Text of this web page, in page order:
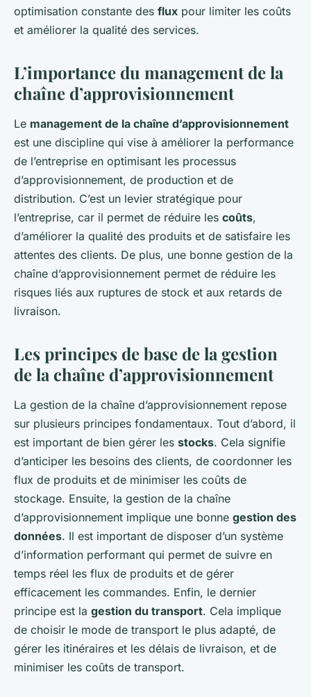
optimisation constante des flux pour limiter les coûts
et améliorer la qualité des services.
L’importance du management de la
chaîne d’approvisionnement
Le management de la chaîne d’approvisionnement
est une discipline qui vise à améliorer la performance
de l’entreprise en optimisant les processus
d’approvisionnement, de production et de
distribution. C’est un levier stratégique pour
l’entreprise, car il permet de réduire les coûts,
d’améliorer la qualité des produits et de satisfaire les
attentes des clients. De plus, une bonne gestion de la
chaîne d’approvisionnement permet de réduire les
risques liés aux ruptures de stock et aux retards de
livraison.
Les principes de base de la gestion
de la chaîne d’approvisionnement
La gestion de la chaîne d’approvisionnement repose
sur plusieurs principes fondamentaux. Tout d’abord, il
est important de bien gérer les stocks. Cela signifie
d’anticiper les besoins des clients, de coordonner les
flux de produits et de minimiser les coûts de
stockage. Ensuite, la gestion de la chaîne
d’approvisionnement implique une bonne gestion des
données. Il est important de disposer d’un système
d’information performant qui permet de suivre en
temps réel les flux de produits et de gérer
efficacement les commandes. Enfin, le dernier
principe est la gestion du transport. Cela implique
de choisir le mode de transport le plus adapté, de
gérer les itinéraires et les délais de livraison, et de
minimiser les coûts de transport.